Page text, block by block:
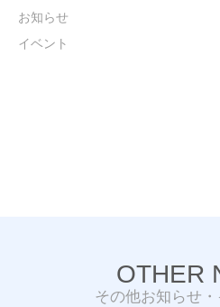
お知らせ
イベント
OTHER
その他お知らせ